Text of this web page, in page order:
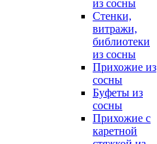
из сосны
Стенки,
витражи,
библиотеки
из сосны
Прихожие из
сосны
Буфеты из
сосны
Прихожие с
каретной